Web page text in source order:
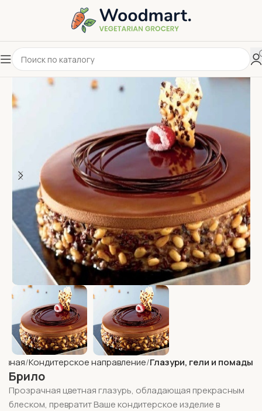
Кондитерское направление Глазури, гели и помады
Брило
Прозрачная цветная глазурь, обладающая прекрасным
блеском, превратит Ваше кондитерское изделие в